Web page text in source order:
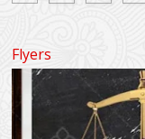
Flyers